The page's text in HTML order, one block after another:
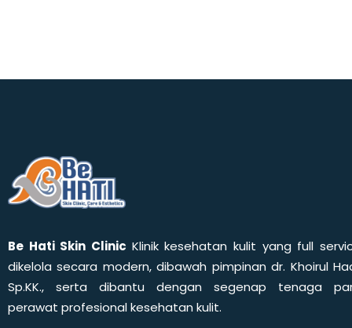
Be Hati Skin Clinic Klinik kesehatan kulit yang full
dikelola secara modern, dibawah pimpinan dr. Khoirul
Sp.KK., serta dibantu dengan segenap tenaga
perawat profesional kesehatan kulit.